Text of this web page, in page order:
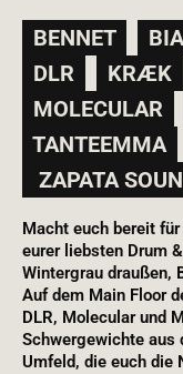
BENNET
DLR
KRÆK
MOLECULAR
TANTEEMMA
ZAPATA
Macht euch bereit
eurer liebsten Drum
Wintergrau draußen,
Auf dem Main Floor
DLR, Molecular und
Schwergewichte aus
Umfeld, die euch die